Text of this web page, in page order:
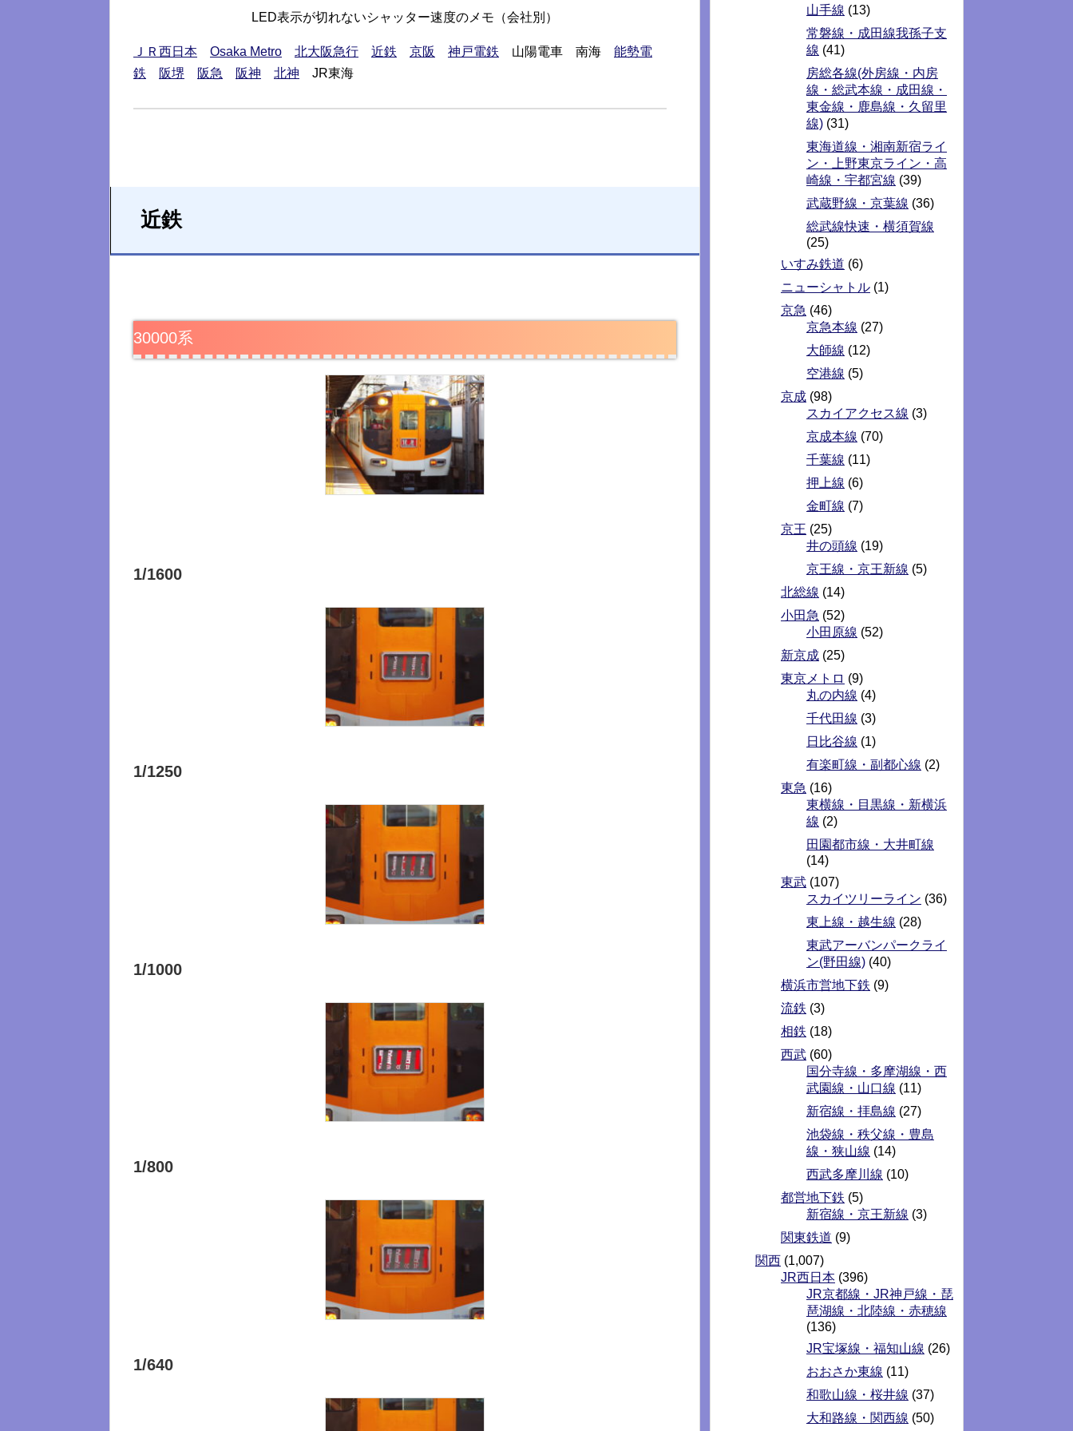
LED表示が切れないシャッター速度のメモ（会社別）
ＪＲ西日本 Osaka Metro 北大阪急行 近鉄 京阪 神戸電鉄 山陽電車 南海 能勢電
鉄
阪堺 阪急 阪神 北神 JR東海
近鉄
30000系
1/1600
1/1250
1/1000
1/800
1/640
山手線 (13)
常磐線・成田線我孫子支
線 (41)
房総各線(外房線・内房
線・総武本線・成田線・
東金線・鹿島線・久留里
線) (31)
東海道線・湘南新宿ライ
ン・上野東京ライン・高
崎線・宇都宮線 (39)
武蔵野線・京葉線 (36)
総武線快速・横須賀線
(25)
いすみ鉄道 (6)
ニューシャトル (1)
京急 (46)
京急本線 (27)
大師線 (12)
空港線 (5)
京成 (98)
スカイアクセス線 (3)
京成本線 (70)
千葉線 (11)
押上線 (6)
金町線 (7)
京王 (25)
井の頭線 (19)
京王線・京王新線 (5)
北総線 (14)
小田急 (52)
小田原線 (52)
新京成 (25)
東京メトロ (9)
丸の内線 (4)
千代田線 (3)
日比谷線 (1)
有楽町線・副都心線 (2)
東急 (16)
東横線・目黒線・新横浜
線 (2)
田園都市線・大井町線
(14)
東武 (107)
スカイツリーライン (36)
東上線・越生線 (28)
東武アーバンパークライ
ン(野田線) (40)
横浜市営地下鉄 (9)
流鉄 (3)
相鉄 (18)
西武 (60)
国分寺線・多摩湖線・西
武園線・山口線 (11)
新宿線・拝島線 (27)
池袋線・秩父線・豊島
線・狭山線 (14)
西武多摩川線 (10)
都営地下鉄 (5)
新宿線・京王新線 (3)
関東鉄道 (9)
関西 (1,007)
JR西日本 (396)
JR京都線・JR神戸線・琵
琶湖線・北陸線・赤穂線
(136)
JR宝塚線・福知山線 (26)
おおさか東線 (11)
和歌山線・桜井線 (37)
大和路線・関西線 (50)